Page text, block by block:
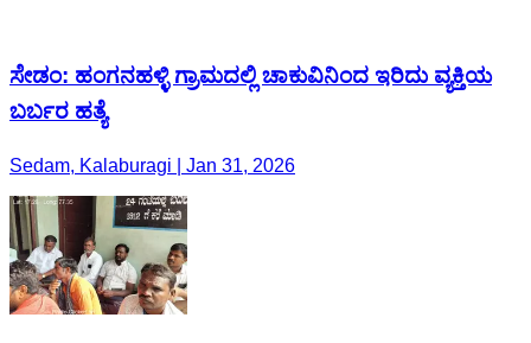
ಸೇಡಂ: ಹಂಗನಹಳ್ಳಿ ಗ್ರಾಮದಲ್ಲಿ ಚಾಕುವಿನಿಂದ ಇರಿದು ವ್ಯಕ್ತಿಯ
ಬರ್ಬರ ಹತ್ಯೆ
Sedam, Kalaburagi | Jan 31, 2026